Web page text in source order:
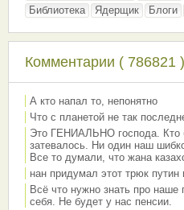
Библиотека
Ядерщик Блоги
Комментарии ( 786821 )
А кто напал то, непонятно
Что с планетой не так
Это ГЕНИАЛЬНО господа. Кто
затевалось. Ни один наш
Все то думали, что жана
нан придумал этот трюк путин
Всё что нужно знать про наше
себя. Не будет у нас пенсии.